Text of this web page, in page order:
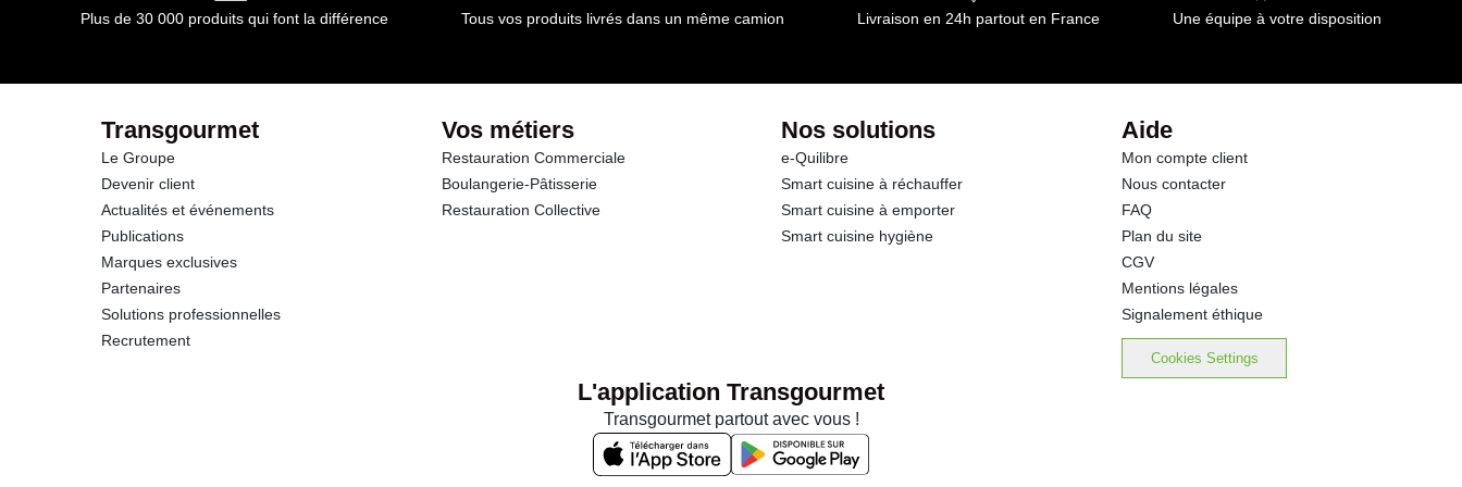
Plus de 30 000 produits qui font la différence Tous vos produits livrés dans un même camion Livraison en 24h partout en France Une équipe à votre disposition
Transgourmet
Le Groupe
Devenir client
Actualités et événements
Publications
Marques exclusives
Partenaires
Solutions professionnelles
Recrutement
Vos métiers
Restauration Commerciale
Boulangerie-Pâtisserie
Restauration Collective
Nos solutions
e-Quilibre
Smart cuisine à réchauffer
Smart cuisine à emporter
Smart cuisine hygiène
Aide
Mon compte client
Nous contacter
FAQ
Plan du site
CGV
Mentions légales
Signalement éthique
Cookies Settings
L'application Transgourmet
Transgourmet partout avec vous !